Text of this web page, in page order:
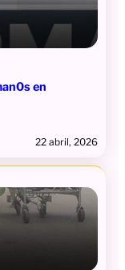
en
22 abril, 2026